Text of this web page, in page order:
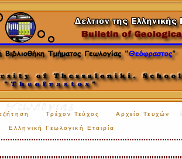
Τρέχον Τεύχος Αρχείο Τευχών
Ελληνική Γεωλογική Εταιρία